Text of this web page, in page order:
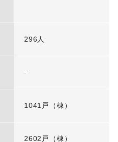
296人
-
1041戸（棟）
2602戸（棟）